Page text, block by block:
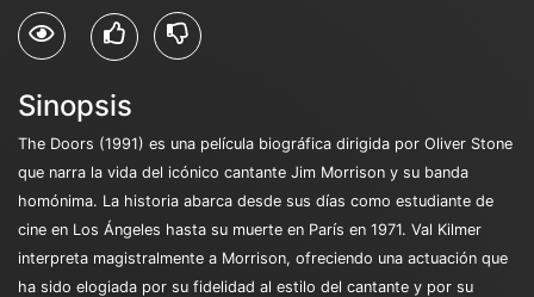
Sinopsis
The Doors (1991) es una película biográfica dirigida por Oliver Stone
que narra la vida del icónico cantante Jim Morrison y su banda
homónima. La historia abarca desde sus días como estudiante de
cine en Los Ángeles hasta su muerte en París en 1971. Val Kilmer
interpreta magistralmente a Morrison, ofreciendo una actuación que
ha sido elogiada por su fidelidad al estilo del cantante y por su